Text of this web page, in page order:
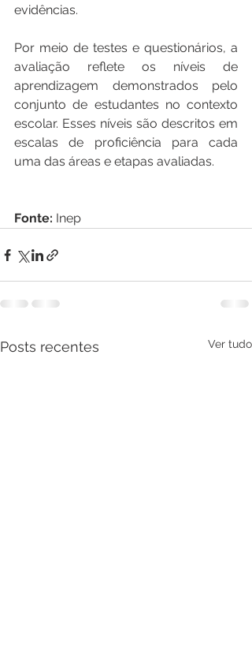
evidências.
Por meio de testes e questionários, a
avaliação reflete os níveis de
aprendizagem demonstrados pelo
conjunto de estudantes no contexto
escolar. Esses níveis são descritos em
escalas de proficiência para cada
uma das áreas e etapas avaliadas.
Fonte: Inep
Posts recentes Ver tudo